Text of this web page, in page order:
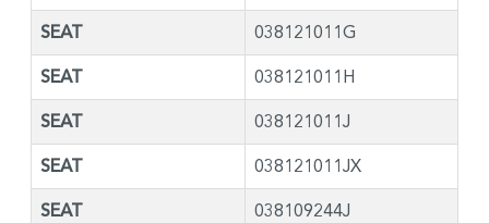
SEAT 038121011G
SEAT 038121011H
SEAT 038121011J
SEAT 038121011JX
SEAT 038109244J